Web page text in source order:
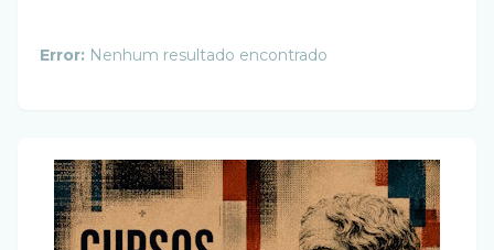
Error: Nenhum resultado encontrado